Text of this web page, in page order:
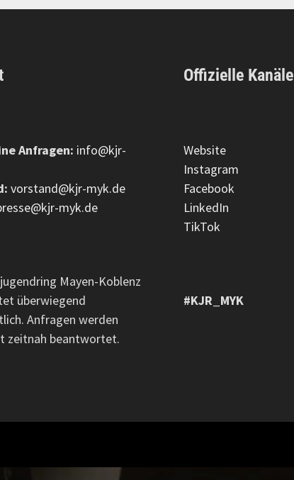
Anfragen: info@kjr-
vorstand@kjr-myk.de
myk.de
Mayen-Koblenz
überwiegend
Anfragen werden
zeitnah beantwortet.
Offizielle Kanäle
Website
Instagram
Facebook
LinkedIn
TikTok
#KJR_MYK